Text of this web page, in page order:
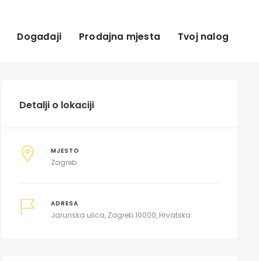
Događaji Prodajna mjesta Tvoj nalog
Detalji o lokaciji
MJESTO
Zagreb
ADRESA
Jarunska ulica, Zagreb 10000, Hrvatska